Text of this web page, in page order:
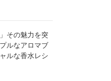
その魅力を突
ルなアロマブ
ルな香水レシ